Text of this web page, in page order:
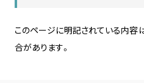
このページに明記されている内容
合があります。